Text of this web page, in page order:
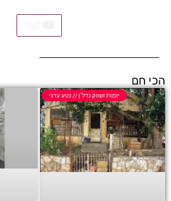
הכי חם
יזמות ושווק נדל"ן // נטע עדני